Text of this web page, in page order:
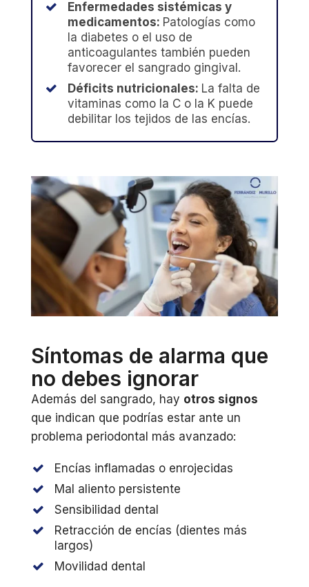
Enfermedades sistémicas y
medicamentos: Patologías como
la diabetes o el uso de
anticoagulantes también pueden
favorecer el sangrado gingival.
Déficits nutricionales: La falta de
vitaminas como la C o la K puede
debilitar los tejidos de las encías.
Síntomas de alarma que
no debes ignorar
Además del sangrado, hay otros signos
que indican que podrías estar ante un
problema periodontal más avanzado:
Encías inflamadas o enrojecidas
Mal aliento persistente
Sensibilidad dental
Retracción de encías (dientes más
largos)
Movilidad dental